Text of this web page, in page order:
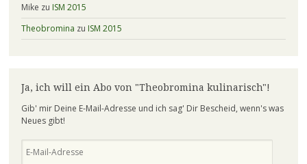
Mike zu ISM 2015
Theobromina zu ISM 2015
Ja, ich will ein Abo von "Theobromina kulinarisch"!
Gib' mir Deine E-Mail-Adresse und ich sag' Dir Bescheid, wenn's was
Neues gibt!
Mail-